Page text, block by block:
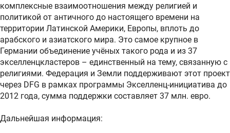
комплексные взаимоотношения между религией и
политикой от античного до настоящего времени на
территории Латинской Америки, Европы, вплоть до
арабского и азиатского мира. Это самое крупное в
Германии объединение учёных такого рода и из 37
экселленцкластеров – единственный на тему, связанную с
религиями. Федерация и Земли поддерживают этот проект
через DFG в рамках программы Экселленц-инициатива до
2012 года, сумма поддержки составляет 37 млн. евро.
Дальнейшая информация: